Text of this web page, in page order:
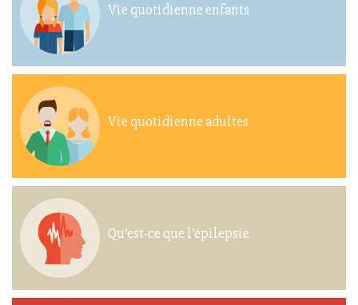
Vie quotidienne enfants
Vie quotidienne adultes
Qu’est-ce que l’épilepsie